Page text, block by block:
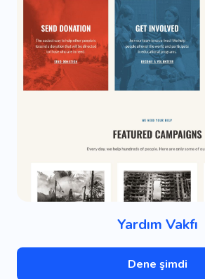
Yardım Vakfı
Dene şimdi